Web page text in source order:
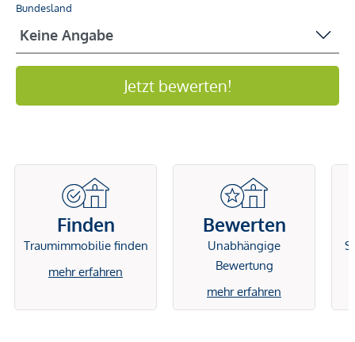
Bundesland
Jetzt bewerten!
Finden
Traumimmobilie finden
mehr erfahren
Bewerten
Unabhängige
Bewertung
mehr erfahren